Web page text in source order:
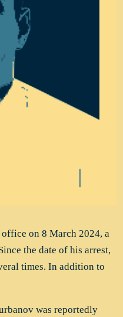
on 8 March 2024, a
the date of his arrest,
times. In addition to
was reportedly